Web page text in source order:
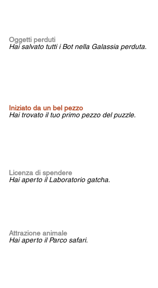
Oggetti perduti
Hai salvato tutti i Bot nella Galassia perduta.
Iniziato da un bel pezzo
Hai trovato il tuo primo pezzo del puzzle.
Licenza di spendere
Hai aperto il Laboratorio gatcha.
Attrazione animale
Hai aperto il Parco safari.